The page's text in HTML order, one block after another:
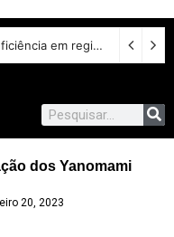
Projeto inclui estudantes com deficiência em regime escolar especial
dos Yanomami
20, 2023